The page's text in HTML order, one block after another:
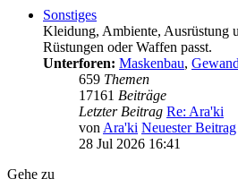
Sonstiges
Kleidung, Ambiente, Ausrüstung
Rüstungen oder Waffen passt.
Unterforen: Maskenbau,
659 Themen
17161 Beiträge
Letzter Beitrag Re: Ara'ki
von Ara'ki Neuester Beitrag
28 Jul 2026 16:41
Gehe zu